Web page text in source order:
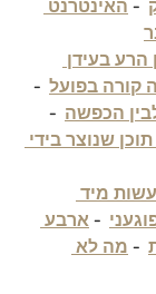
  -
האינטרנט
הרע בעידן
קורה בפועל
  -
הכפשה
  -
שנוצר בידי
מיד
  -
ארבע
  -
מה לא